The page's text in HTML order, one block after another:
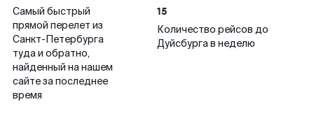
Самый быстрый
прямой перелет из
Санкт-Петербурга
туда и обратно,
найденный на нашем
сайте за последнее
время
15
Количество рейсов до
Дуйсбурга в неделю